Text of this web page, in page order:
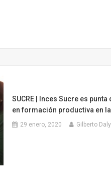
SUCRE | Inces Sucre es punta
en formación productiva en
29 enero, 2020 Gilberto Daly